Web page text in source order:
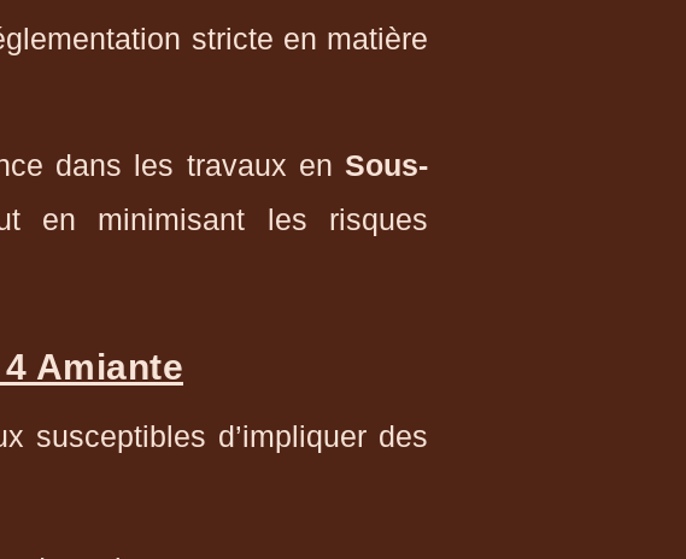
stricte en matière
dans les travaux en Sous-
en minimisant les risques
Amiante
susceptibles d’impliquer des